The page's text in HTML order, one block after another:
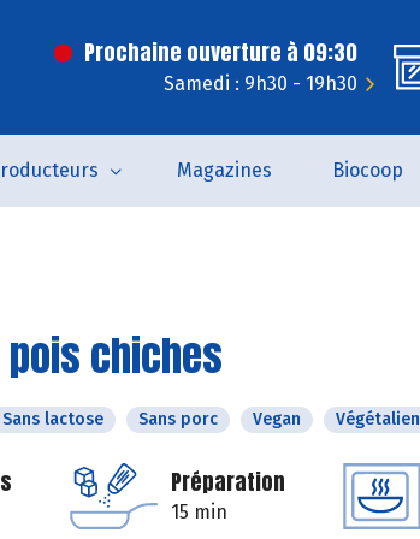
Prochaine ouverture à 09:30
Samedi : 9h30 - 19h30
Magazines Biocoop
pois chiches
Sans lactose Sans porc Vegan Végétalien
Préparation
15 min